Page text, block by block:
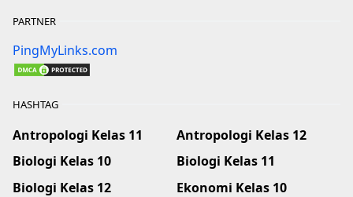
PARTNER
PingMyLinks.com
HASHTAG
Antropologi Kelas 11
Antropologi Kelas 12
Biologi Kelas 10
Biologi Kelas 11
Biologi Kelas 12
Ekonomi Kelas 10